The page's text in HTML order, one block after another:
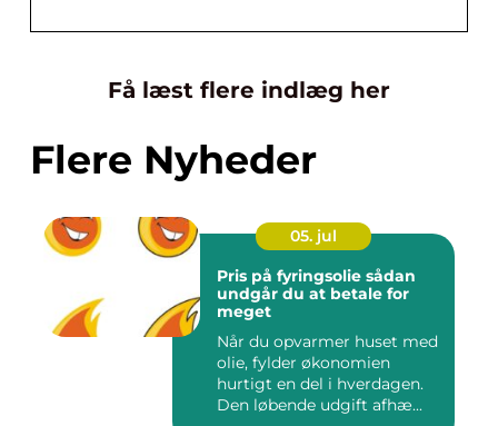
Få læst flere indlæg her
Flere Nyheder
05. jul
Pris på fyringsolie sådan
undgår du at betale for
meget
Når du opvarmer huset med
olie, fylder økonomien
hurtigt en del i hverdagen.
Den løbende udgift afhæ...